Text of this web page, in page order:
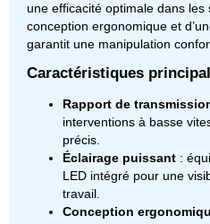
une efficacité optimale dans les
conception ergonomique et
garantit une manipulation
Caractéristiques
Rapport de
interventions à basse
précis.
Éclairage puissant :
LED intégré pour une
travail.
Conception